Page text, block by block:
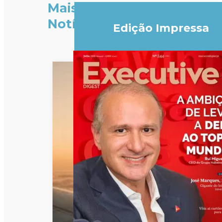
Mais
Notícias
Edição Impressa